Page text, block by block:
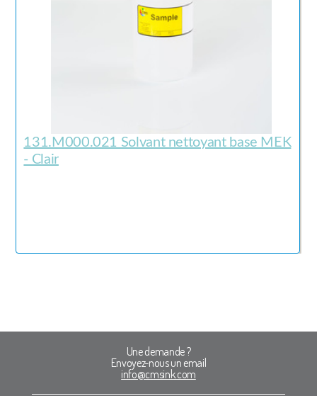
131.M000.021 Solvant nettoyant base MEK
- Clair
Une demande ?
Envoyez-nous un email
info@cmsink.com